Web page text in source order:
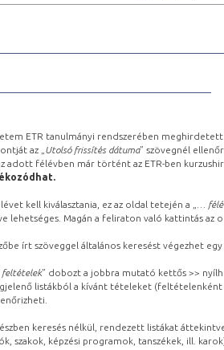
ETR tanulmányi rendszerében
az „ Utolsó frissítés dátuma” szövegnél
adott félévben már történt az ETR-ben
kell kiválasztania, ez az oldal tetején a „
…
lehetséges. Magán a feliraton való kattintás az
írt szöveggel általános keresést végezhet
feltételek” dobozt a jobbra mutató kettős >>
listákból a kívánt tételeket (feltételenként
keresés nélkül, rendezett listákat
szakok, képzési programok, tanszékek, ill.